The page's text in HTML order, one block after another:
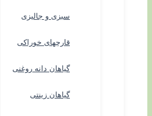
سبزی و جالیزی
قارچهای خوراکی
گیاهان دانه روغنی
گیاهان زینتی